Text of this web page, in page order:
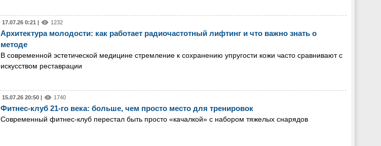
17.07.26 0:21 | 1232
Архитектура молодости: как работает радиочастотный лифтинг и что важно знать о
методе
В современной эстетической медицине стремление к сохранению упругости кожи часто сравнивают с
искусством реставрации
15.07.26 20:50 | 1740
Фитнес-клуб 21-го века: больше, чем просто место для тренировок
Современный фитнес-клуб перестал быть просто «качалкой» с набором тяжелых снарядов